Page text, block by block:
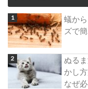
蟻か
ズで
ぬる
かし
なぜ